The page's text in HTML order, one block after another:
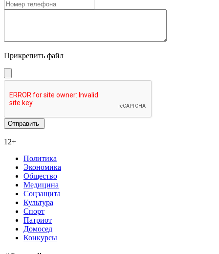
Прикрепить файл
12+
Политика
Экономика
Общество
Медицина
Соцзащита
Культура
Спорт
Патриот
Домосед
Конкурсы